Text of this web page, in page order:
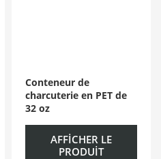
Conteneur de
charcuterie en PET de
32 oz
AFFICHER LE
PRODUIT